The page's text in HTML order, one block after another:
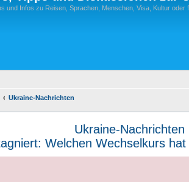
und Infos zu Reisen, Sprachen, Menschen, Visa, Kultur oder
Ukraine-Nachrichten
Ukraine-Nachrichten
Welchen Wechselkurs